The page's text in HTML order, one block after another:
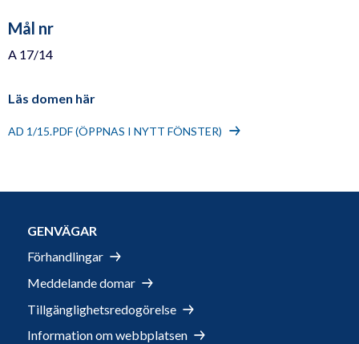
Mål nr
A 17/14
Läs domen här
AD 1/15.PDF (ÖPPNAS I NYTT FÖNSTER)
GENVÄGAR
Förhandlingar
Meddelande domar
Tillgänglighetsredogörelse
Information om webbplatsen